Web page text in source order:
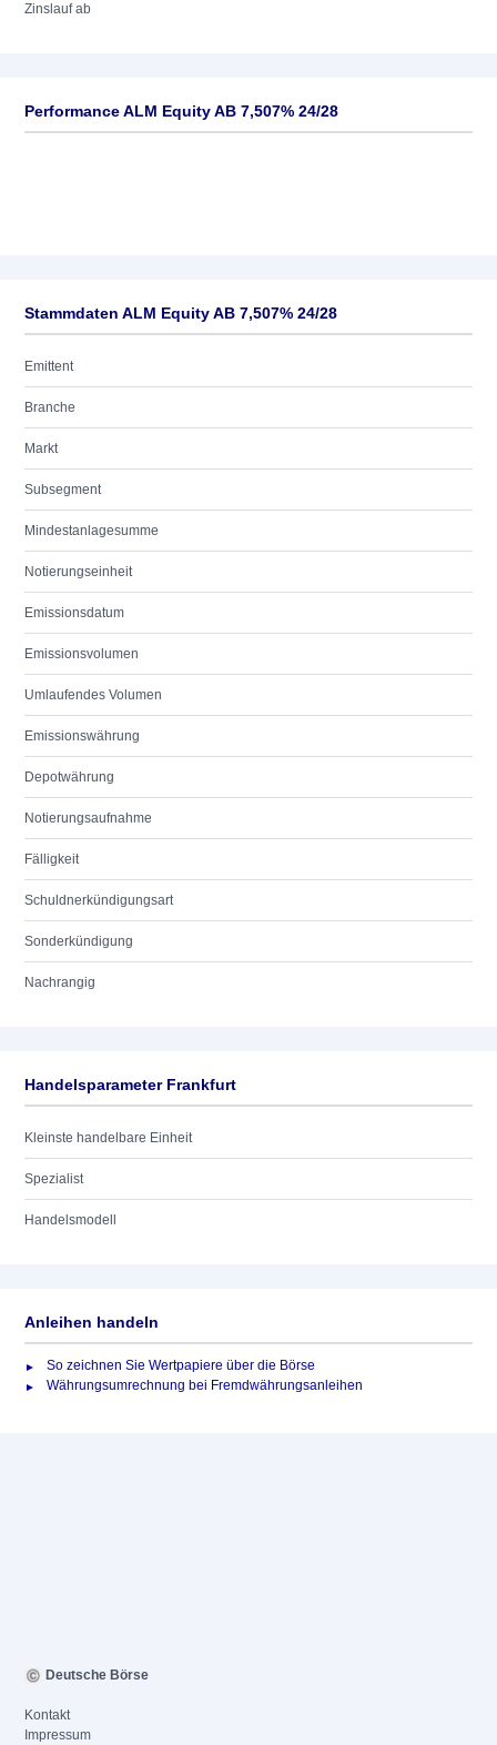
Zinslauf ab
Performance ALM Equity AB 7,507% 24/28
Stammdaten ALM Equity AB 7,507% 24/28
Emittent
Branche
Markt
Subsegment
Mindestanlagesumme
Notierungseinheit
Emissionsdatum
Emissionsvolumen
Umlaufendes Volumen
Emissionswährung
Depotwährung
Notierungsaufnahme
Fälligkeit
Schuldnerkündigungsart
Sonderkündigung
Nachrangig
Handelsparameter Frankfurt
Kleinste handelbare Einheit
Spezialist
Handelsmodell
Anleihen handeln
So zeichnen Sie Wertpapiere über die Börse
Währungsumrechnung bei Fremdwährungsanleihen
Deutsche Börse
Kontakt
Impressum